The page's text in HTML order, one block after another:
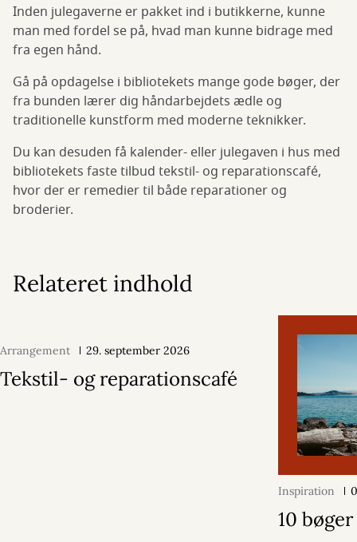
Inden julegaverne er pakket ind i butikkerne, kunne
man med fordel se på, hvad man kunne bidrage med
fra egen hånd.
Gå på opdagelse i bibliotekets mange gode bøger, der
fra bunden lærer dig håndarbejdets ædle og
traditionelle kunstform med moderne teknikker.
Du kan desuden få kalender- eller julegaven i hus med
bibliotekets faste tilbud tekstil- og reparationscafé,
hvor der er remedier til både reparationer og
broderier.
Relateret indhold
Arrangement 29. september 2026
Tekstil- og reparationscafé
Inspiration
10